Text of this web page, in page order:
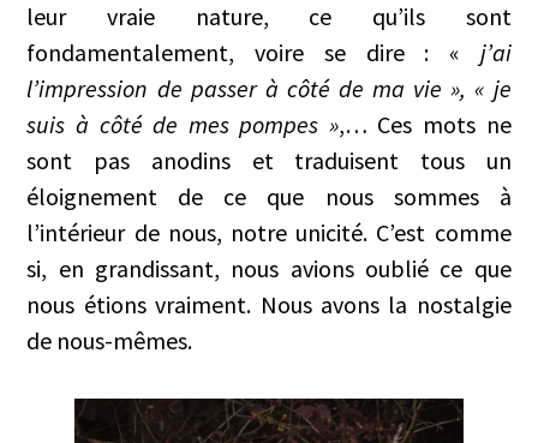
leur vraie nature, ce qu’ils sont
fondamentalement, voire se dire : « j’ai
l’impression de passer à côté de ma vie », « je
suis à côté de mes pompes »,… Ces mots ne
sont pas anodins et traduisent tous un
éloignement de ce que nous sommes à
l’intérieur de nous, notre unicité. C’est comme
si, en grandissant, nous avions oublié ce que
nous étions vraiment. Nous avons la nostalgie
de nous-mêmes.